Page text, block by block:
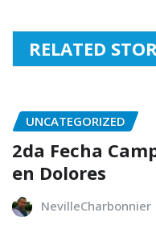
RELATED
UNCATEGORIZED
2da Fecha
en Dolores
NevilleCharbonnier